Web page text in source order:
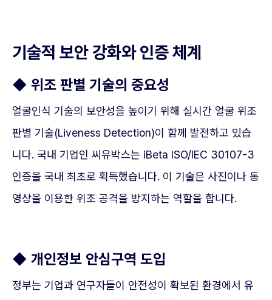
기술적 보안 강화와 인증 체계
◆ 위조 판별 기술의 중요성
얼굴인식 기술의 보안성을 높이기 위해 실시간 얼굴 위조
판별 기술(Liveness Detection)이 함께 발전하고 있습
니다. 국내 기업인 씨유박스는 iBeta ISO/IEC 30107-3
인증을 국내 최초로 획득했습니다. 이 기술은 사진이나 동
영상을 이용한 위조 공격을 방지하는 역할을 합니다.
◆ 개인정보 안심구역 도입
정부는 기업과 연구자들이 안전성이 확보된 환경에서 유